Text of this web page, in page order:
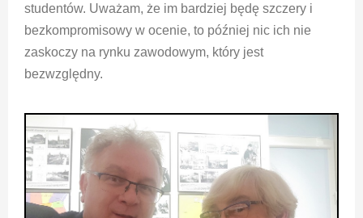
studentów. Uważam, że im bardziej będę szczery i
bezkompromisowy w ocenie, to później nic ich nie
zaskoczy na rynku zawodowym, który jest
bezwzględny.